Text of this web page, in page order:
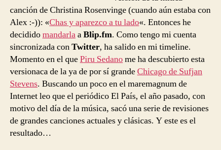
canción de Christina Rosenvinge (cuando aún estaba con
Alex :-)): «Chas y aparezco a tu lado«. Entonces he
decididomandarlaaBlip.fm. Como tengo mi cuenta
sincronizada conTwitter, ha salido en mi timeline.
Momento en el quePiru Sedanome ha descubierto esta
versionaca de la ya de por sí grandeChicago de Sufjan
Stevens. Buscando un poco en el maremagnum de
Internet leo que el periódico El País, el año pasado, con
motivo del día de la música, sacó una serie de revisiones
de grandes canciones actuales y clásicas. Y este es el
resultado…